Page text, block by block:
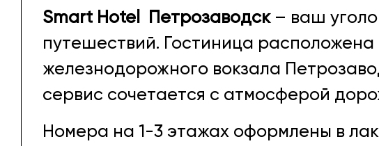
Smart Hotel Петрозаводск – ваш
путешествий. Гостиница
железнодорожного вокзала
сервис сочетается с атмосферой
Номера на 1-3 этажах оформлены в